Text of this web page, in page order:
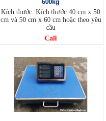
600kg
Kích thước: Kích thước 40 cm x 50
cm và 50 cm x 60 cm hoặc theo yêu
cầu
Call